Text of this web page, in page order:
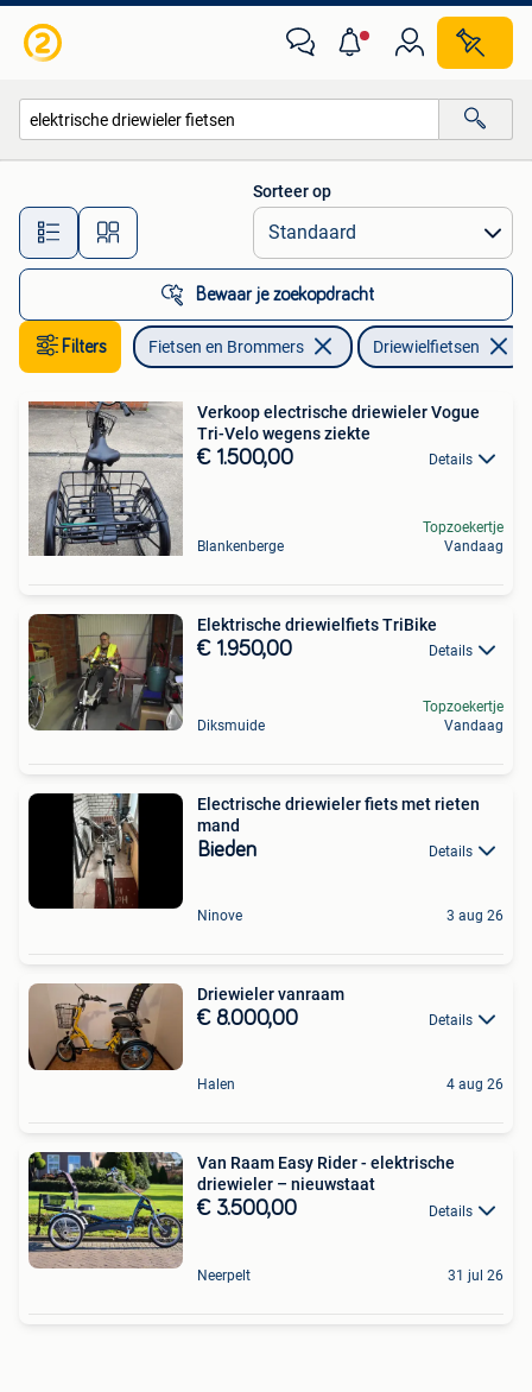
Alle afstanden…
Sorteer op
Bewaar je zoekopdracht
Filters Fietsen en Brommers Driewielfietsen
Verkoop electrische driewieler Vogue
Tri-Velo wegens ziekte
€ 1.500,00 Details
Blankenberge
Topzoekertje
Vandaag
Elektrische driewielfiets TriBike
€ 1.950,00 Details
Diksmuide
Topzoekertje
Vandaag
Electrische driewieler fiets met rieten
mand
Bieden Details
Ninove 3 aug 26
Driewieler vanraam
€ 8.000,00 Details
Halen 4 aug 26
Van Raam Easy Rider - elektrische
driewieler – nieuwstaat
€ 3.500,00 Details
Neerpelt 31 jul 26